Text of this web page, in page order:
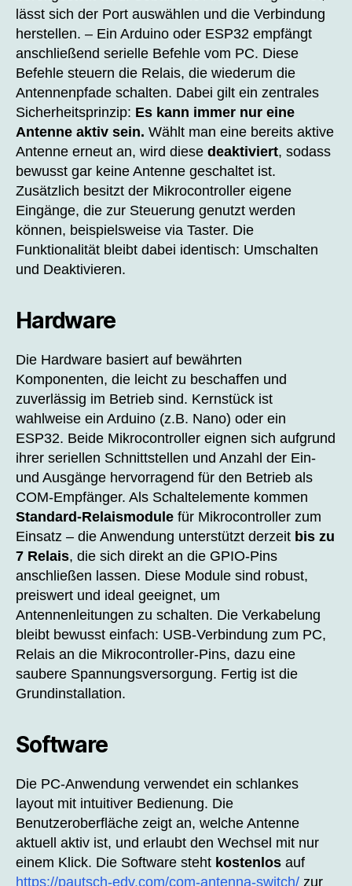
lässt sich der Port auswählen und die Verbindung
herstellen. – Ein Arduino oder ESP32 empfängt
anschließend serielle Befehle vom PC. Diese
Befehle steuern die Relais, die wiederum die
Antennenpfade schalten. Dabei gilt ein zentrales
Sicherheitsprinzip: Es kann immer nur eine
Antenne aktiv sein. Wählt man eine bereits aktive
Antenne erneut an, wird diese deaktiviert, sodass
bewusst gar keine Antenne geschaltet ist.
Zusätzlich besitzt der Mikrocontroller eigene
Eingänge, die zur Steuerung genutzt werden
können, beispielsweise via Taster. Die
Funktionalität bleibt dabei identisch: Umschalten
und Deaktivieren.
Hardware
Die Hardware basiert auf bewährten
Komponenten, die leicht zu beschaffen und
zuverlässig im Betrieb sind. Kernstück ist
wahlweise ein Arduino (z.B. Nano) oder ein
ESP32. Beide Mikrocontroller eignen sich aufgrund
ihrer seriellen Schnittstellen und Anzahl der Ein-
und Ausgänge hervorragend für den Betrieb als
COM‑Empfänger. Als Schaltelemente kommen
Standard‑Relaismodule für Mikrocontroller zum
Einsatz – die Anwendung unterstützt derzeit bis zu
7 Relais, die sich direkt an die GPIO‑Pins
anschließen lassen. Diese Module sind robust,
preiswert und ideal geeignet, um
Antennenleitungen zu schalten. Die Verkabelung
bleibt bewusst einfach: USB‑Verbindung zum PC,
Relais an die Mikrocontroller‑Pins, dazu eine
saubere Spannungsversorgung. Fertig ist die
Grundinstallation.
Software
Die PC‑Anwendung verwendet ein schlankes
layout mit intuitiver Bedienung. Die
Benutzeroberfläche zeigt an, welche Antenne
aktuell aktiv ist, und erlaubt den Wechsel mit nur
einem Klick. Die Software steht kostenlos auf
https://pautsch-edv.com/com-antenna-switch/ zur